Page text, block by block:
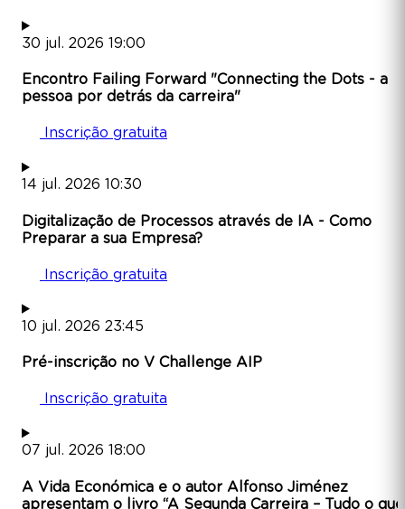
30 jul. 2026 19:00
Encontro Failing Forward "Connecting the Dots - a
pessoa por detrás da carreira"
Inscrição gratuita
14 jul. 2026 10:30
Digitalização de Processos através de IA - Como
Preparar a sua Empresa?
Inscrição gratuita
10 jul. 2026 23:45
Pré-inscrição no V Challenge AIP
Inscrição gratuita
07 jul. 2026 18:00
A Vida Económica e o autor Alfonso Jiménez
apresentam o livro “A Segunda Carreira – Tudo o que